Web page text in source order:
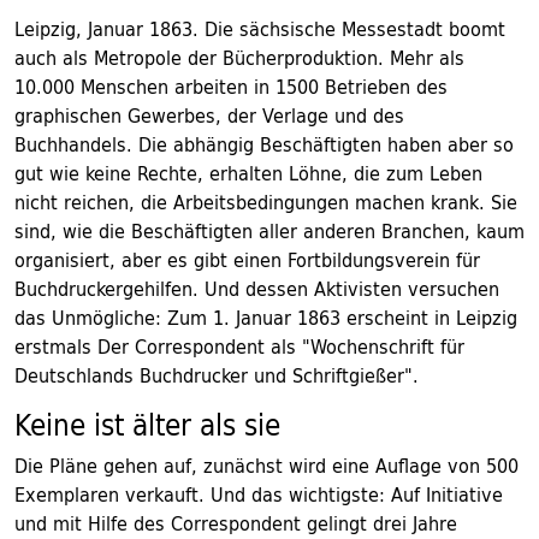
Leipzig, Januar 1863. Die sächsische Messestadt boomt
auch als Metropole der Bücherproduktion. Mehr als
10.000 Menschen arbeiten in 1500 Betrieben des
graphischen Gewerbes, der Verlage und des
Buchhandels. Die abhängig Beschäftigten haben aber so
gut wie keine Rechte, erhalten Löhne, die zum Leben
nicht reichen, die Arbeitsbedingungen machen krank. Sie
sind, wie die Beschäftigten aller anderen Branchen, kaum
organisiert, aber es gibt einen Fortbildungsverein für
Buchdruckergehilfen. Und dessen Aktivisten versuchen
das Unmögliche: Zum 1. Januar 1863 erscheint in Leipzig
erstmals Der Correspondent als "Wochenschrift für
Deutschlands Buchdrucker und Schriftgießer".
Keine ist älter als sie
Die Pläne gehen auf, zunächst wird eine Auflage von 500
Exemplaren verkauft. Und das wichtigste: Auf Initiative
und mit Hilfe des Correspondent gelingt drei Jahre